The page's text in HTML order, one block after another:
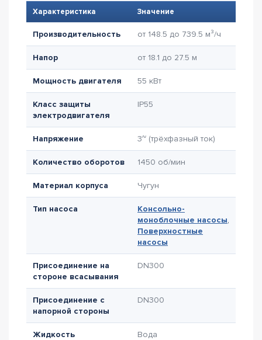
Характеристика Значение
Производительность от 148.5 до 739.5 м³/ч
Напор от 18.1 до 27.5 м
Мощность двигателя 55 кВт
Класс защиты
электродвигателя
IP55
Напряжение 3~ (трёхфазный ток)
Количество оборотов 1450 об/мин
Материал корпуса Чугун
Тип насоса
Консольно-
моноблочные насосы,
Поверхностные
насосы
Присоединение на
стороне всасывания
DN300
Присоединение с
напорной стороны
DN300
Жидкость Вода